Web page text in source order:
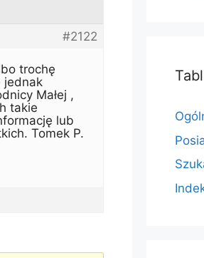
#2122
trochę
jednak
Małej ,
takie
lub
Tomek P.